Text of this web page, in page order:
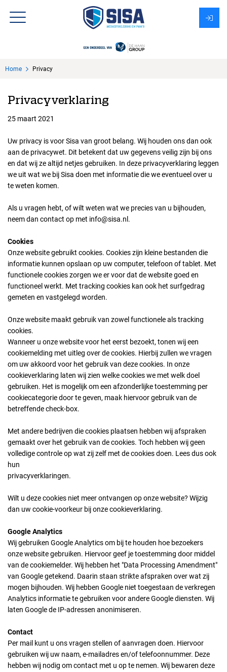
Over Sisa
KMS
Home Privacy
Privacyverklaring
25 maart 2021
Uw privacy is voor Sisa van groot belang. Wij houden ons dan ook
aan de privacywet. Dit betekent dat uw gegevens veilig zijn bij ons
en dat wij ze altijd netjes gebruiken. In deze privacyverklaring leggen
we uit wat we bij Sisa doen met informatie die we eventueel over u
te weten komen.
Als u vragen hebt, of wilt weten wat we precies van u bijhouden,
neem dan contact op met info@sisa.nl.
Cookies
Onze website gebruikt cookies. Cookies zijn kleine bestanden die
informatie kunnen opslaan op uw computer, telefoon of tablet. Met
functionele cookies zorgen we er voor dat de website goed en
functioneel werkt. Met tracking cookies kan ook het surfgedrag
gemeten en vastgelegd worden.
Onze website maakt gebruik van zowel functionele als tracking
cookies.
Wanneer u onze website voor het eerst bezoekt, tonen wij een
cookiemelding met uitleg over de cookies. Hierbij zullen we vragen
om uw akkoord voor het gebruik van deze cookies. In onze
cookieverklaring laten wij zien welke cookies we met welk doel
gebruiken. Het is mogelijk om een afzonderlijke toestemming per
cookiecategorie door te geven, maak hiervoor gebruik van de
betreffende check-box.
Met andere bedrijven die cookies plaatsen hebben wij afspraken
gemaakt over het gebruik van de cookies. Toch hebben wij geen
volledige controle op wat zij zelf met de cookies doen. Lees dus ook
hun
privacyverklaringen.
Wilt u deze cookies niet meer ontvangen op onze website? Wijzig
dan uw cookie-voorkeur bij onze cookieverklaring.
Google Analytics
Wij gebruiken Google Analytics om bij te houden hoe bezoekers
onze website gebruiken. Hiervoor geef je toestemming door middel
van de cookiemelder. Wij hebben het "Data Processing Amendment"
van Google getekend. Daarin staan strikte afspraken over wat zij
mogen bijhouden. Wij hebben Google niet toegestaan de verkregen
Analytics informatie te gebruiken voor andere Google diensten. Wij
laten Google de IP-adressen anonimiseren.
Contact
Per mail kunt u ons vragen stellen of aanvragen doen. Hiervoor
gebruiken wij uw naam, e-mailadres en/of telefoonnummer. Deze
hebben wij nodig om contact met u op te nemen. Wij bewaren deze